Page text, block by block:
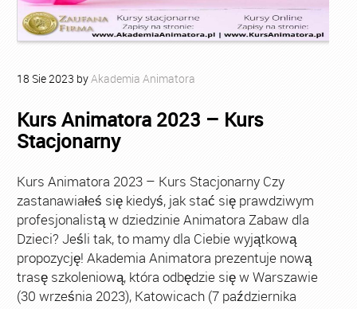
18 Sie2023 byAkademia Animatora
Kurs Animatora 2023 – Kurs
Stacjonarny
Kurs Animatora 2023 – Kurs Stacjonarny Czy
zastanawiałeś się kiedyś, jak stać się prawdziwym
profesjonalistą w dziedzinie Animatora Zabaw dla
Dzieci? Jeśli tak, to mamy dla Ciebie wyjątkową
propozycję! Akademia Animatora prezentuje nową
trasę szkoleniową, która odbędzie się w Warszawie
(30 września 2023), Katowicach (7 października